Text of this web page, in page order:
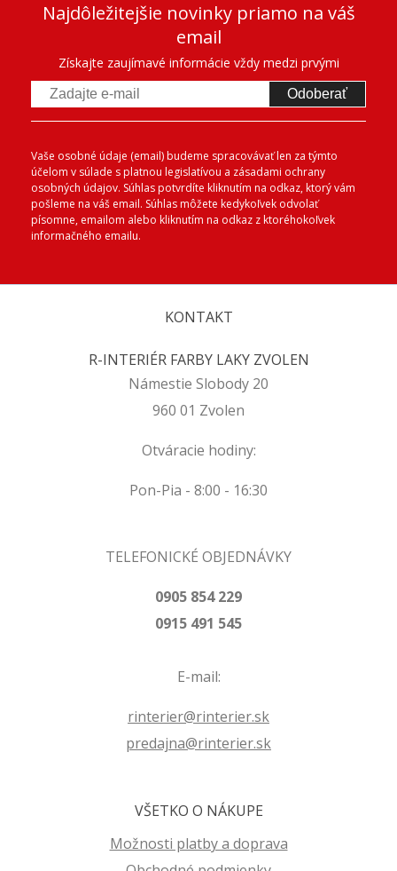
Najdôležitejšie novinky priamo na váš
email
Získajte zaujímavé informácie vždy medzi prvými
Odoberať
Vaše osobné údaje (email) budeme spracovávať len za týmto
účelom v súlade s platnou legislatívou a zásadami ochrany
osobných údajov. Súhlas potvrdíte kliknutím na odkaz, ktorý vám
pošleme na váš email. Súhlas môžete kedykoľvek odvolať
písomne, emailom alebo kliknutím na odkaz z ktoréhokoľvek
informačného emailu.
KONTAKT
R-INTERIÉR FARBY LAKY ZVOLEN
Námestie Slobody 20
960 01 Zvolen
Otváracie hodiny:
Pon-Pia - 8:00 - 16:30
TELEFONICKÉ OBJEDNÁVKY
0905 854 229
0915 491 545
E-mail:
rinterier@rinterier.sk
predajna@rinterier.sk
VŠETKO O NÁKUPE
Možnosti platby a doprava